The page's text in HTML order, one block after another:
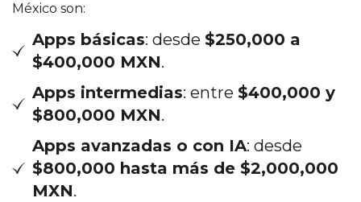
México son:
Apps básicas: desde $250,000 a
$400,000 MXN.
Apps intermedias: entre $400,000 y
$800,000 MXN.
Apps avanzadas o con IA: desde
$800,000 hasta más de $2,000,000
MXN.